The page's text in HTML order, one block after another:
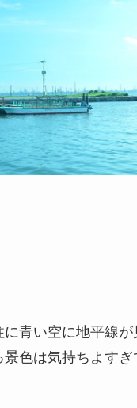
青い空に地平線
色は気持ちよすぎ